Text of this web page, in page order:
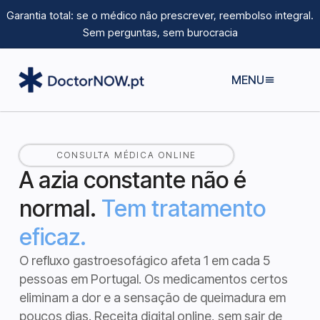
Garantia total: se o médico não prescrever, reembolso integral.
Sem perguntas, sem burocracia
MENU
CONSULTA MÉDICA ONLINE
A azia constante não é
normal. Tem tratamento
eficaz.
O refluxo gastroesofágico afeta 1 em cada 5
pessoas em Portugal. Os medicamentos certos
eliminam a dor e a sensação de queimadura em
poucos dias. Receita digital online, sem sair de